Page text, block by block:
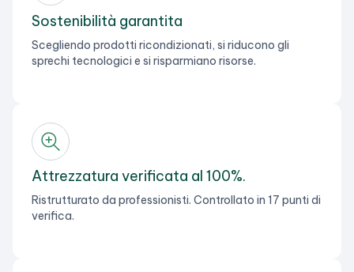
Sostenibilità garantita
Scegliendo prodotti ricondizionati, si riducono gli
sprechi tecnologici e si risparmiano risorse.
Attrezzatura verificata al 100%.
Ristrutturato da professionisti. Controllato in 17 punti di
verifica.